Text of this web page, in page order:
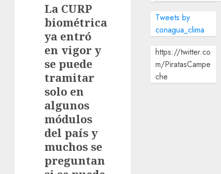
La CURP
biométrica
ya entró
en vigor y
se puede
tramitar
solo en
algunos
módulos
del país y
muchos se
preguntan
Tweets by
conagua_clima
https://twitter.co
m/PiratasCampe
che